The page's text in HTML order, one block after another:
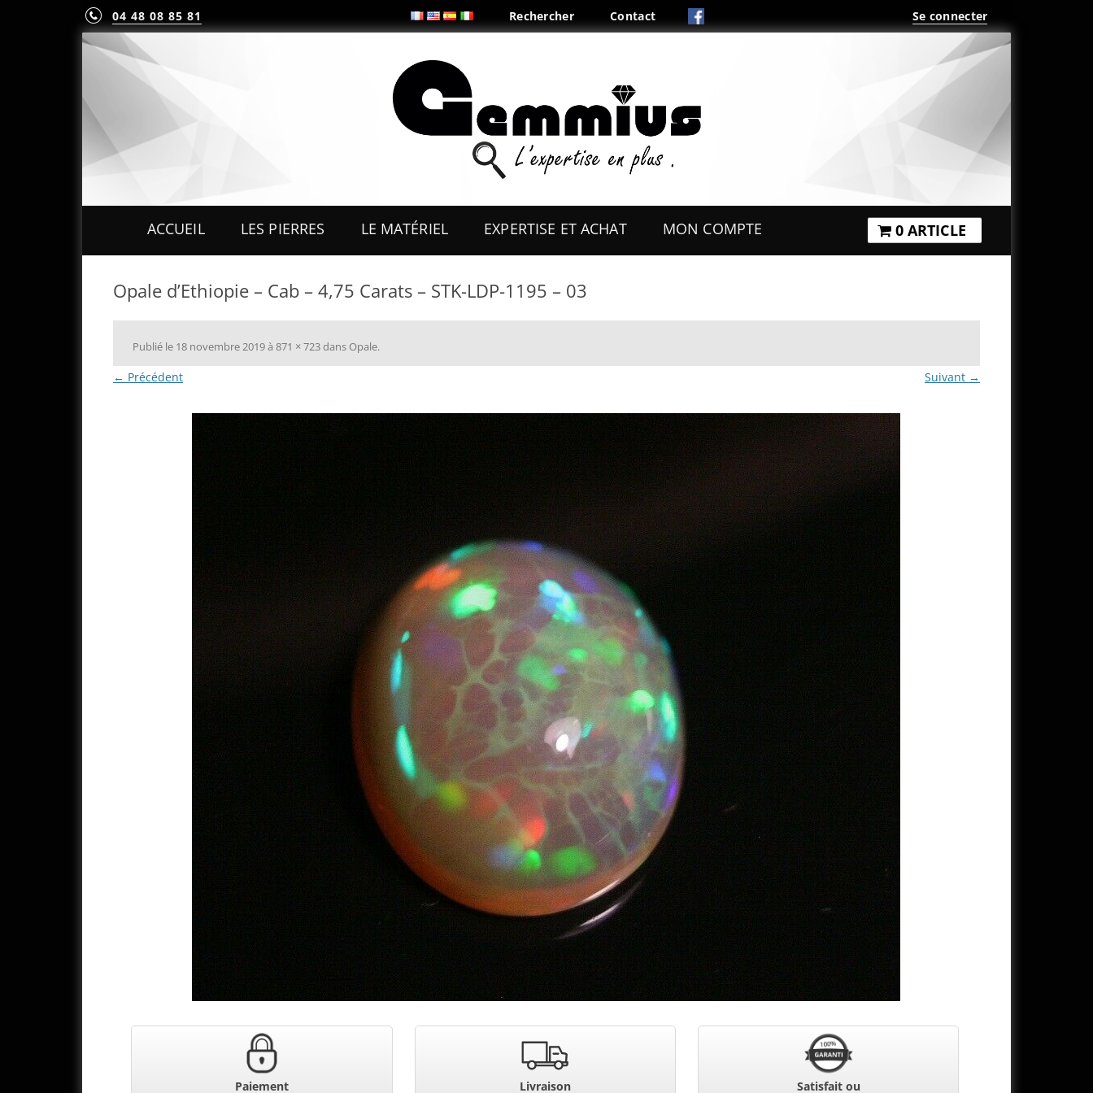
04 48 08 85 81 Rechercher Contact Se connecter
au
contenu
ACCUEIL LES PIERRES
MINÉRAUX & CRISTAUX
LE MATÉRIEL EXPERTISE ET ACHAT MON COMPTE 0 ARTICLE
Opale d’Ethiopie – Cab – 4,75 Carats – STK-LDP-1195 – 03
Publié le 18 novembre 2019à871 × 723dans Opale.
← Précédent Suivant →
Paiement
Livraison
Satisfait ou